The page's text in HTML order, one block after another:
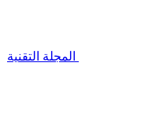
المجلة التقنية